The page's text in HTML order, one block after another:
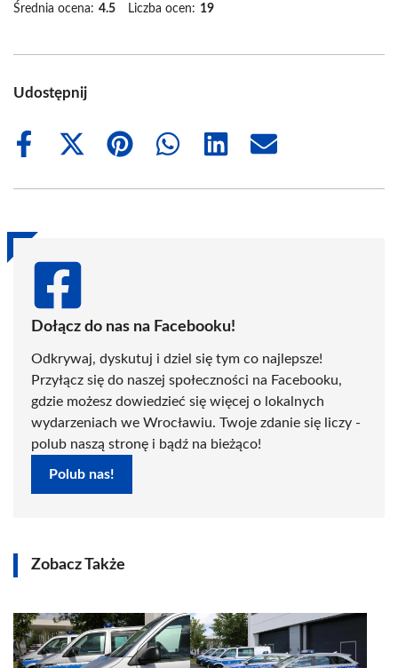
Średnia ocena: 4.5 Liczba ocen: 19
Udostępnij
Share
Share
(Twitter)
Share
Share
Share
Share
Dołącz do nas na Facebooku!
Odkrywaj, dyskutuj i dziel się tym co najlepsze!
Przyłącz się do naszej społeczności na Facebooku,
gdzie możesz dowiedzieć się więcej o lokalnych
wydarzeniach we Wrocławiu. Twoje zdanie się liczy -
polub naszą stronę i bądź na bieżąco!
Polub nas!
Zobacz Także